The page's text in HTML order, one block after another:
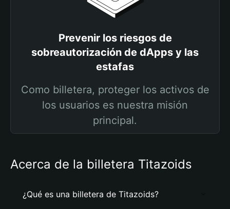
Prevenir los riesgos de
sobreautorización de dApps y las
estafas
Como billetera, proteger los activos de
los usuarios es nuestra misión
principal.
Acerca de la billetera Titazoids
¿Qué es una billetera de Titazoids?